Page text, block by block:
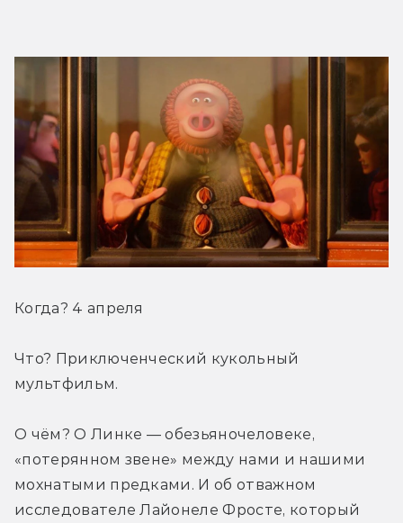
Когда? 4 апреля
Что? Приключенческий кукольный
мультфильм.
О чём? О Линке — обезьяночеловеке,
«потерянном звене» между нами и нашими
мохнатыми предками. И об отважном
исследователе Лайонеле Фросте, который